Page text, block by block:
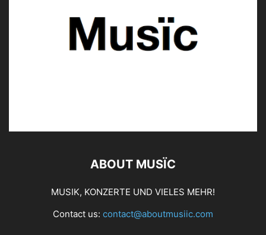
ABOUT MUSÏC
MUSIK, KONZERTE UND VIELES MEHR!
Contact us: contact@aboutmusiic.com